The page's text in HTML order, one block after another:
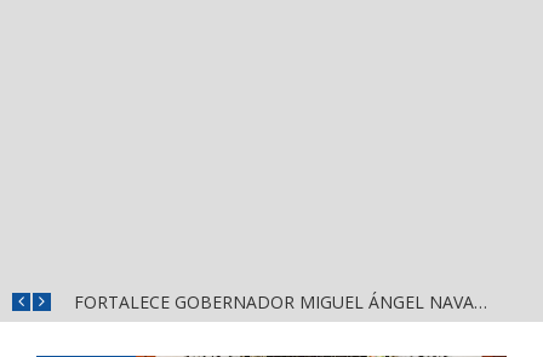
FORTALECE GOBERNADOR MIGUEL ÁNGEL NAVARRO LA COORDINACIÓN CON EL SECTOR EDUCATIVO EN NAYARIT